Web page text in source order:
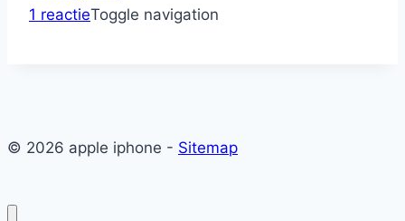
1 reactieop
Toggle navigation
© 2026 apple iphone - Sitemap